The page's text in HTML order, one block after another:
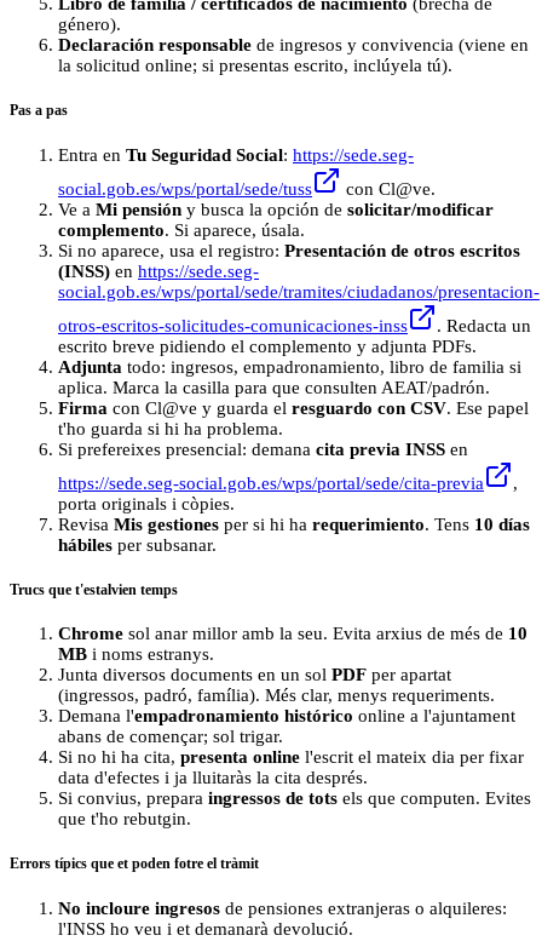
Libro de familia / certificados de nacimiento (brecha de
género).
Declaración responsable de ingresos y convivencia (viene en
la solicitud online; si presentas escrito, inclúyela tú).
Pas a pas
Entra en Tu Seguridad Social: https://sede.seg-
social.gob.es/wps/portal/sede/tuss
con Cl@ve.
Ve a Mi pensión y busca la opción de solicitar/modificar
complemento. Si aparece, úsala.
Si no aparece, usa el registro: Presentación de otros escritos
(INSS) en https://sede.seg-
social.gob.es/wps/portal/sede/tramites/ciudadanos/presentacion-
otros-escritos-solicitudes-comunicaciones-inss
. Redacta un
escrito breve pidiendo el complemento y adjunta PDFs.
Adjunta todo: ingresos, empadronamiento, libro de familia si
aplica. Marca la casilla para que consulten AEAT/padrón.
Firma con Cl@ve y guarda el resguardo con CSV. Ese papel
t'ho guarda si hi ha problema.
Si prefereixes presencial: demana cita previa INSS en
https://sede.seg-social.gob.es/wps/portal/sede/cita-previa
,
porta originals i còpies.
Revisa Mis gestiones per si hi ha requerimiento. Tens 10 días
hábiles per subsanar.
Trucs que t'estalvien temps
Chrome sol anar millor amb la seu. Evita arxius de més de 10
MB i noms estranys.
Junta diversos documents en un sol PDF per apartat
(ingressos, padró, família). Més clar, menys requeriments.
Demana l'empadronamiento histórico online a l'ajuntament
abans de començar; sol trigar.
Si no hi ha cita, presenta online l'escrit el mateix dia per fixar
data d'efectes i ja lluitaràs la cita després.
Si convius, prepara ingressos de tots els que computen. Evites
que t'ho rebutgin.
Errors típics que et poden fotre el tràmit
No incloure ingresos de pensiones extranjeras o alquileres:
l'INSS ho veu i et demanarà devolució.